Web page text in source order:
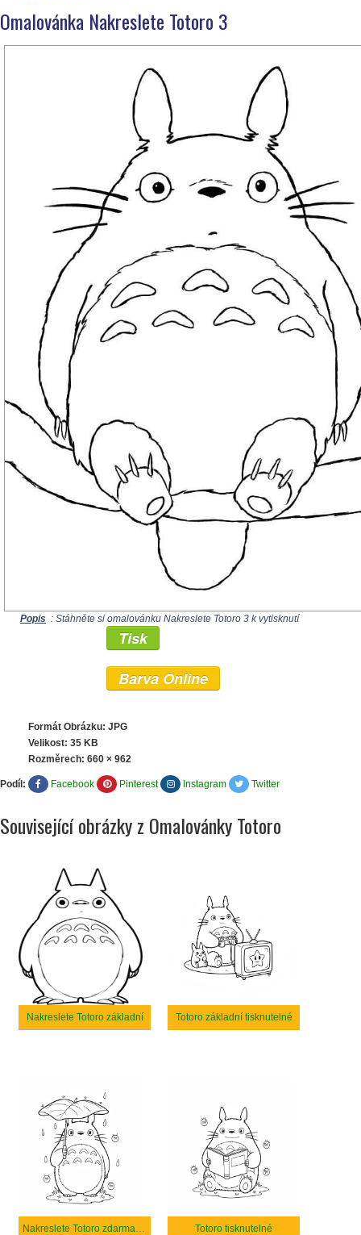
Omalovánka Nakreslete Totoro 3
Popis : Stáhněte si omalovánku Nakreslete Totoro 3 k vytisknutí
Tisk
Barva Online
Formát Obrázku: JPG
Velikost: 35 KB
Rozměrech: 660 × 962
Podíl: Facebook Pinterest Instagram Twitter
Související obrázky z Omalovánky Totoro
Nakreslete Totoro základní Totoro základní tisknutelné
Nakreslete Totoro zdarma základní Totoro tisknutelné